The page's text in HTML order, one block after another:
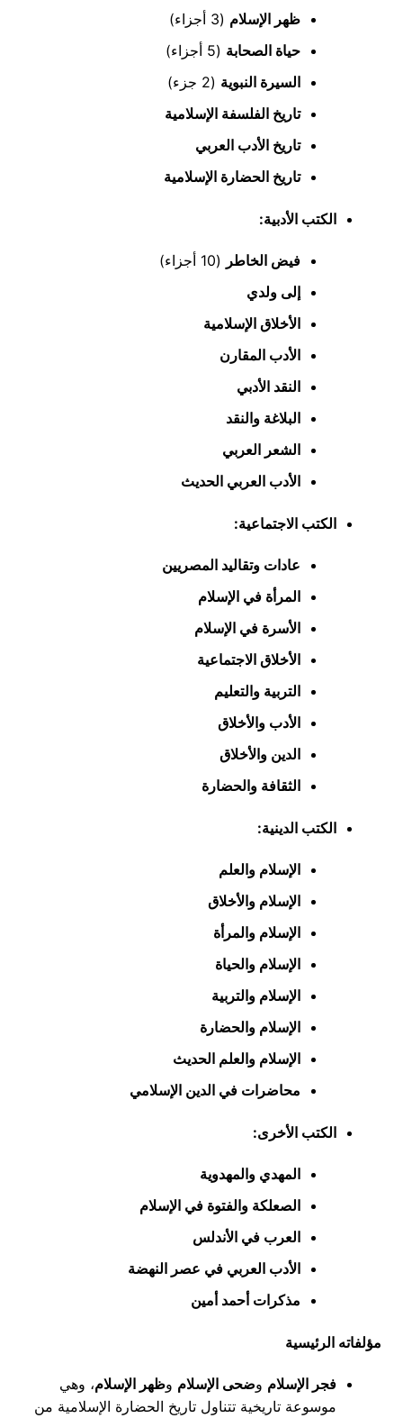
ظهر الإسلام (3 أجزاء)
حياة الصحابة (5 أجزاء)
السيرة النبوية (2 جزء)
تاريخ الفلسفة الإسلامية
تاريخ الأدب العربي
تاريخ الحضارة الإسلامية
الكتب الأدبية:
فيض الخاطر (10 أجزاء)
إلى ولدي
الأخلاق الإسلامية
الأدب المقارن
النقد الأدبي
البلاغة والنقد
الشعر العربي
الأدب العربي الحديث
الكتب الاجتماعية:
عادات وتقاليد المصريين
المرأة في الإسلام
الأسرة في الإسلام
الأخلاق الاجتماعية
التربية والتعليم
الأدب والأخلاق
الدين والأخلاق
الثقافة والحضارة
الكتب الدينية:
الإسلام والعلم
الإسلام والأخلاق
الإسلام والمرأة
الإسلام والحياة
الإسلام والتربية
الإسلام والحضارة
الإسلام والعلم الحديث
محاضرات في الدين الإسلامي
الكتب الأخرى:
المهدي والمهدوية
الصعلكة والفتوة في الإسلام
العرب في الأندلس
الأدب العربي في عصر النهضة
مذكرات أحمد أمين
مؤلفاته الرئيسية
فجر الإسلام وضحى الإسلام وظهر الإسلام، وهي
موسوعة تاريخية تتناول تاريخ الحضارة الإسلامية من